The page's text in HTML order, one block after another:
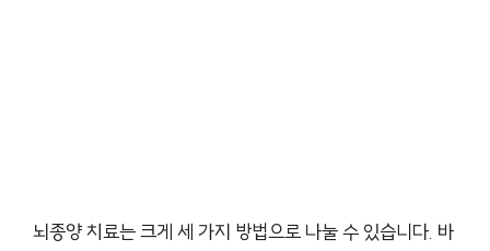
뇌종양 치료는 크게 세 가지 방법으로 나눌 수 있습니다. 바